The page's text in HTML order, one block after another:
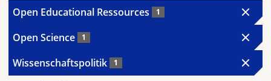
Open Educational Ressources 1
Open Science 1
Wissenschaftspolitik 1